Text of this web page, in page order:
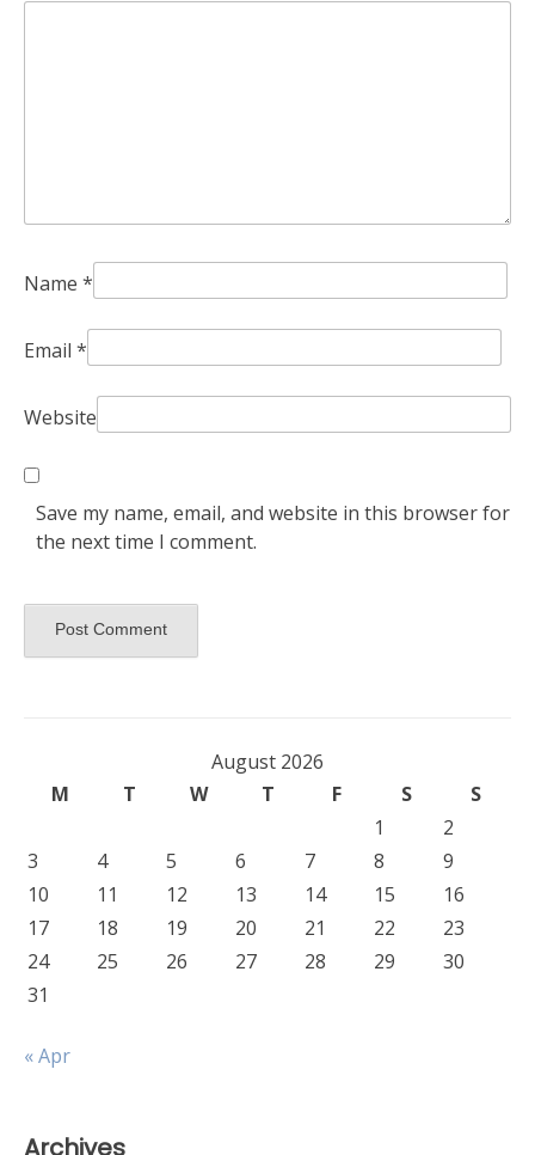
Name *
Email *
Website
Save my name, email, and website in this browser for
the next time I comment.
August 2026
M
T W T F S
S
1
2
3
4 5 6 7 8
9
10
11 12 13 14 15
16
17
18 19 20 21 22
23
24
25 26 27 28 29
30
31
« Apr